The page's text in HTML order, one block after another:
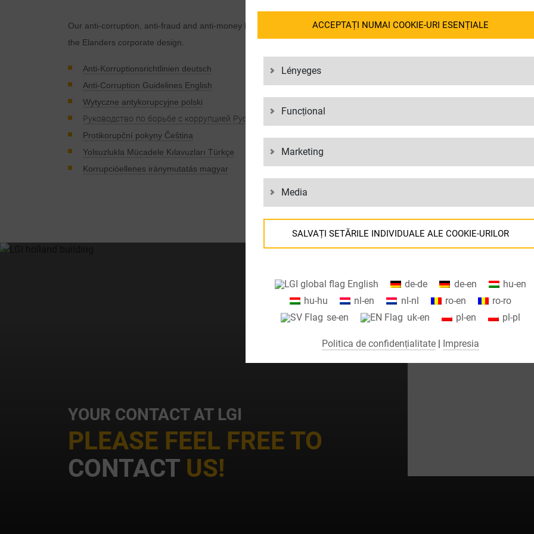
Our anti-corruption, anti-fraud and anti-money laundering policies have been prepared in close coordination with our
the Elanders corporate design.
Anti-Korruptionsrichtlinien deutsch
Anti-Corruption Guidelines English
Wytyczne antykorupcyjne polski
Руководство по борьбе с коррупцией Русский
Protikorupční pokyny Čeština
Yolsuzlukla Mücadele Kılavuzları Türkçe
Korrupcióellenes iránymutatás magyar
YOUR CONTACT AT LGI
PLEASE FEEL FREE TO
CONTACT US!
ACCEPTAȚI NUMAI COOKIE-URI ESENȚIALE
Lényeges
Funcțional
Marketing
Media
SALVAȚI SETĂRILE INDIVIDUALE ALE COOKIE-URILOR
atunci când utilizați serviciile Google.
Folosim cookie-uri pe site-ul nostru web. Unele cookie-uri sunt absolut
necesare pentru ca site-ul nostru să funcționeze („esențial”). Toate
lor (de exemplu, pentru Google Maps).
Consimțământul pentru utilizarea cookie-urilor neesențiale este voluntar.
English de-de de-en
hu-en
hu-hu
nl-en nl-nl ro-en
ro-ro
se-en
uk-en pl-en pl-pl
Politica de confidențialitate | Impresia